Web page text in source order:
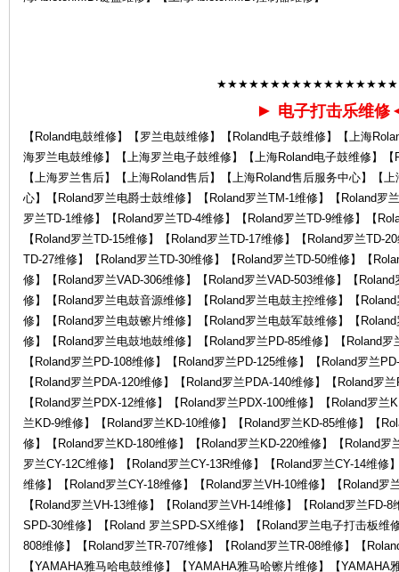
► 电子打击乐维修
【Roland电鼓维修】【罗兰电鼓维修】【Roland电子鼓维修】【上海
海罗兰电鼓维修】【上海罗兰电子鼓维修】【上海Roland电子鼓维修】
【上海罗兰售后】【上海Roland售后】【上海Roland售后服务中心】【
心】【Roland罗兰电爵士鼓维修】【Roland罗兰TM-1维修】【Roland罗
罗兰TD-1维修】【Roland罗兰TD-4维修】【Roland罗兰TD-9维修】【
【Roland罗兰TD-15维修】【Roland罗兰TD-17维修】【Roland罗兰TD-
TD-27维修】【Roland罗兰TD-30维修】【Roland罗兰TD-50维修】【
修】【Roland罗兰VAD-306维修】【Roland罗兰VAD-503维修】【
修】【Roland罗兰电鼓音源维修】【Roland罗兰电鼓主控维修】【
修】【Roland罗兰电鼓镲片维修】【Roland罗兰电鼓军鼓维修】【
修】【Roland罗兰电鼓地鼓维修】【Roland罗兰PD-85维修】【Roland
【Roland罗兰PD-108维修】【Roland罗兰PD-125维修】【Roland罗兰
【Roland罗兰PDA-120维修】【Roland罗兰PDA-140维修】【Roland罗
【Roland罗兰PDX-12维修】【Roland罗兰PDX-100维修】【Roland罗
兰KD-9维修】【Roland罗兰KD-10维修】【Roland罗兰KD-85维修】【
修】【Roland罗兰KD-180维修】【Roland罗兰KD-220维修】【Roland罗
罗兰CY-12C维修】【Roland罗兰CY-13R维修】【Roland罗兰CY-14维修
维修】【Roland罗兰CY-18维修】【Roland罗兰VH-10维修】【Roland罗
【Roland罗兰VH-13维修】【Roland罗兰VH-14维修】【Roland罗兰FD-
SPD-30维修】【Roland 罗兰SPD-SX维修】【Roland罗兰电子打击板维
808维修】【Roland罗兰TR-707维修】【Roland罗兰TR-08维修】【
【YAMAHA雅马哈电鼓维修】【YAMAHA雅马哈镲片维修】【